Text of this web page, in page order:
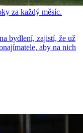
za každý měsíc.
bydlení, zajistí, že už
aby na nich